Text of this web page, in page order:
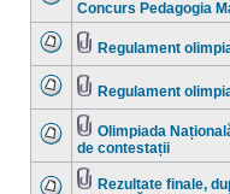
necitite
Nu
sunt
mesaje
necitite
Fişier(e)
ataşat(e)
Concurs Pedagogia
sunt
mesaje
necitite
Fişier(e)
Regulament
sunt
mesaje
necitite
Fişier(e)
Regulament
Nu
sunt
mesaje
necitite
Fişier(e)
ataşat(e)
Olimpiada
de contestații
Rezultate finale,